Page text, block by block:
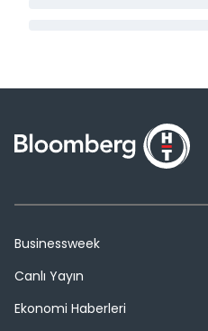
Businessweek
Canlı Yayın
Ekonomi Haberleri